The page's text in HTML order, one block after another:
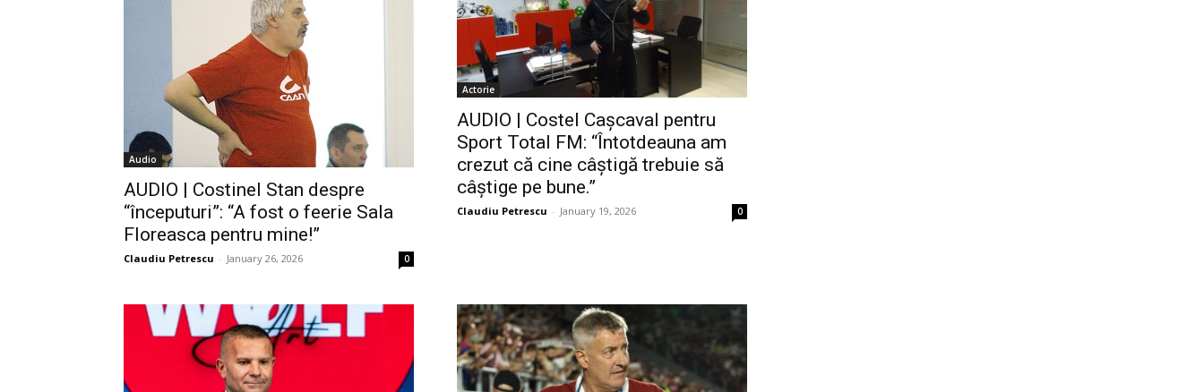
Audio
AUDIO | Costinel Stan despre
“începuturi”: “A fost o feerie Sala
Floreasca pentru mine!”
Claudiu Petrescu - January 26, 2026 0
Actorie
AUDIO | Costel Cașcaval pentru
Sport Total FM: “Întotdeauna am
crezut că cine câștigă trebuie să
câștige pe bune.”
Claudiu Petrescu - January 19, 2026 0